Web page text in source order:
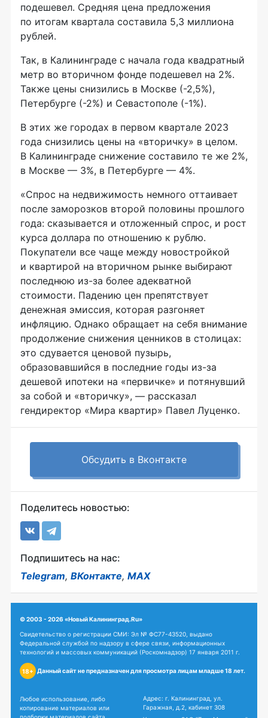
подешевел. Средняя цена предложения
по итогам квартала составила 5,3 миллиона
рублей.
Так, в Калининграде с начала года квадратный
метр во вторичном фонде подешевел на 2%.
Также цены снизились в Москве (-2,5%),
Петербурге (-2%) и Севастополе (-1%).
В этих же городах в первом квартале 2023
года снизились цены на «вторичку» в целом.
В Калининграде снижение составило те же 2%,
в Москве — 3%, в Петербурге — 4%.
«Спрос на недвижимость немного оттаивает
после заморозков второй половины прошлого
года: сказывается и отложенный спрос, и рост
курса доллара по отношению к рублю.
Покупатели все чаще между новостройкой
и квартирой на вторичном рынке выбирают
последнюю из-за более адекватной
стоимости. Падению цен препятствует
денежная эмиссия, которая разгоняет
инфляцию. Однако обращает на себя внимание
продолжение снижения ценников в столицах:
это сдувается ценовой пузырь,
образовавшийся в последние годы из-за
дешевой ипотеки на «первичке» и потянувший
за собой и «вторичку», — рассказал
гендиректор «Мира квартир» Павел Луценко.
Обсудить в Вконтакте
Поделитесь новостью:
Подпишитесь на нас:
Telegram, ВКонтакте, MAX
© 2003 - 2026 «Новый Калининград.Ru»
Свидетельство о регистрации СМИ: Эл № ФС77-43520, выдано
Федеральной службой по надзору в сфере связи, информационных
технологий и массовых коммуникаций (Роскомнадзор) 17 января 2011 г.
18+ Данный сайт не предназначен для просмотра лицам младше 18 лет.
Любое использование, либо
копирование материалов или
Адрес: г. Калининград, ул.
Гаражная, д.2, кабинет 308